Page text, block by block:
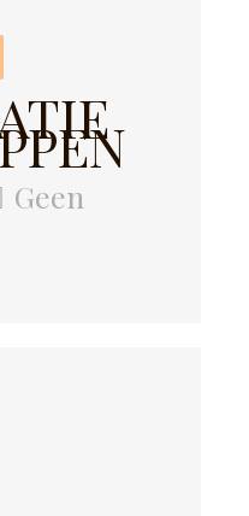
Geen